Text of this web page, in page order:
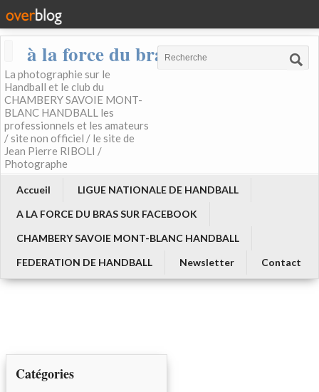
à la force du bras
La photographie sur le
Handball et le club du
CHAMBERY SAVOIE MONT-
BLANC HANDBALL les
professionnels et les amateurs
/ site non officiel / le site de
Jean Pierre RIBOLI /
Photographe
Accueil
LIGUE NATIONALE DE HANDBALL
A LA FORCE DU BRAS SUR FACEBOOK
CHAMBERY SAVOIE MONT-BLANC HANDBALL
FEDERATION DE HANDBALL
Newsletter Contact
Catégories